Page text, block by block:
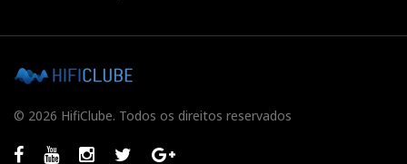
© 2026 HifiClube. Todos os direitos reservados